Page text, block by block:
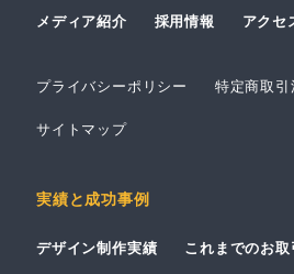
メディア紹介 採用情報 アクセ
プライバシーポリシー 特定商取
サイトマップ
実績と成功事例
デザイン制作実績 これまでのお